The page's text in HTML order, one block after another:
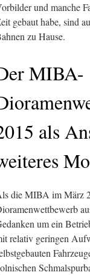
und manche
gebaut habe, sind
zu Hause.
MIBA-
als
die MIBA im März
um ein
relativ geringen